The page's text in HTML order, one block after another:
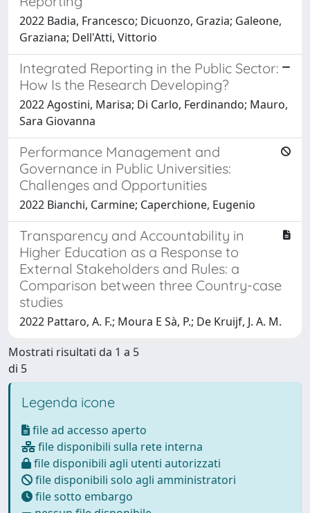
2022 Badia, Francesco; Dicuonzo, Grazia; Galeone,
Graziana; Dell'Atti, Vittorio
Integrated Reporting in the Public Sector:
How Is the Research Developing?
2022 Agostini, Marisa; Di Carlo, Ferdinando; Mauro,
Sara Giovanna
Performance Management and
Governance in Public Universities:
Challenges and Opportunities
2022 Bianchi, Carmine; Caperchione, Eugenio
Transparency and Accountability in
Higher Education as a Response to
External Stakeholders and Rules: a
Comparison between three Country-case
studies
2022 Pattaro, A. F.; Moura E Sà, P.; De Kruijf, J. A. M.
Mostrati risultati da 1 a 5
di 5
Legenda icone
file ad accesso aperto
file disponibili sulla rete interna
file disponibili agli utenti autorizzati
file disponibili solo agli amministratori
file sotto embargo